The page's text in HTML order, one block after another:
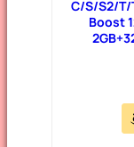
C/S/S2/T/
Boost